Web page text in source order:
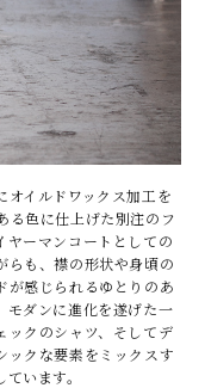
オイルドワックス加工を
る色に仕上げた別注のフ
ヤーマンコートとしての
らも、襟の形状や身頃の
が感じられるゆとりのあ
モダンに進化を遂げた一
ックのシャツ、そしてデ
ックな要素をミックスす
います。